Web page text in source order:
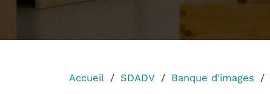
Accueil SDADV Banque d'images